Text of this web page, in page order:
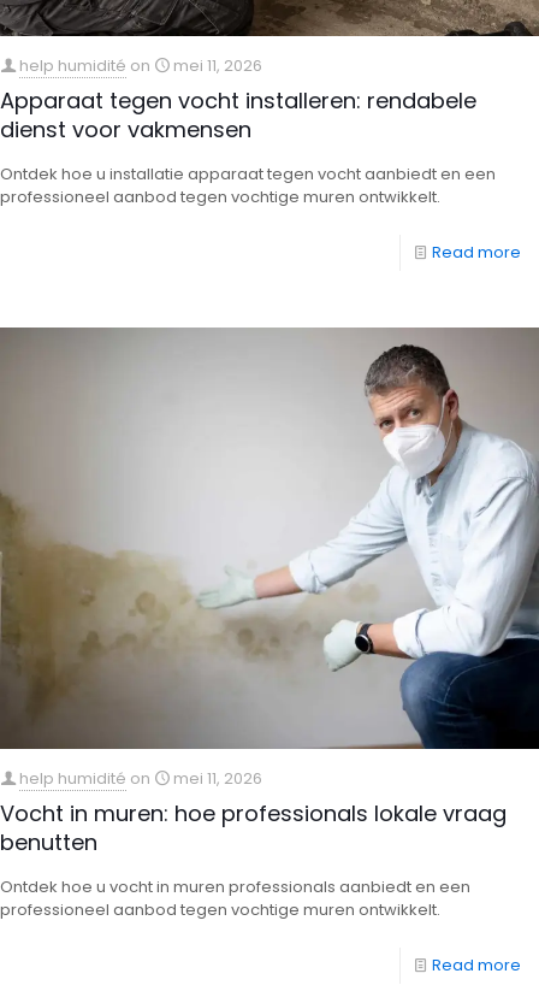
help humidité on mei 11, 2026
Apparaat tegen vocht installeren: rendabele
dienst voor vakmensen
Ontdek hoe u installatie apparaat tegen vocht aanbiedt en een
professioneel aanbod tegen vochtige muren ontwikkelt.
Read more
help humidité on mei 11, 2026
Vocht in muren: hoe professionals lokale vraag
benutten
Ontdek hoe u vocht in muren professionals aanbiedt en een
professioneel aanbod tegen vochtige muren ontwikkelt.
Read more